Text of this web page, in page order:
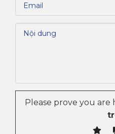
Please prove you